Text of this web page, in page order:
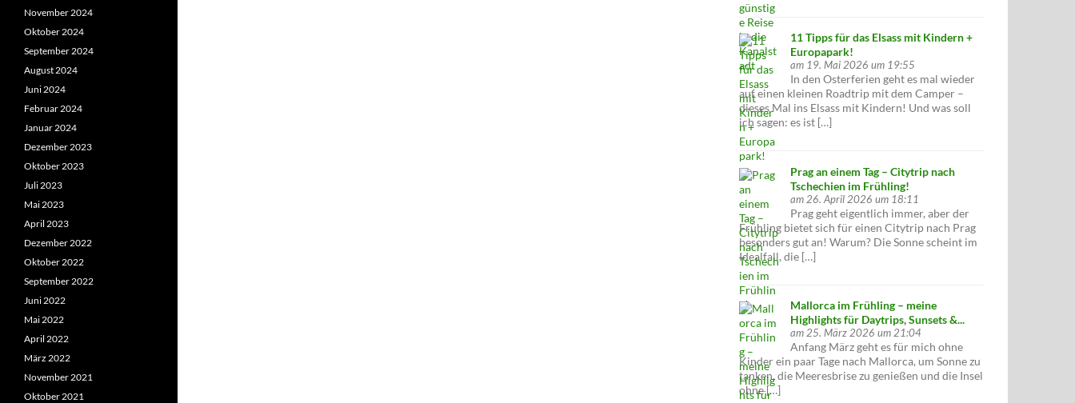
11 Tipps für das Elsass mit Kindern +
Europapark!
am 19. Mai 2026 um 19:55
In den Osterferien geht es mal wieder
auf einen kleinen Roadtrip mit dem Camper –
dieses Mal ins Elsass mit Kindern! Und was soll
ich sagen: es ist […]
Prag an einem Tag – Citytrip nach
Tschechien im Frühling!
am 26. April 2026 um 18:11
Prag geht eigentlich immer, aber der
Frühling bietet sich für einen Citytrip nach Prag
besonders gut an! Warum? Die Sonne scheint im
Idealfall, die […]
Mallorca im Frühling – meine
Highlights für Daytrips, Sunsets &...
am 25. März 2026 um 21:04
Anfang März geht es für mich ohne
Kinder ein paar Tage nach Mallorca, um Sonne zu
tanken, die Meeresbrise zu genießen und die Insel
ohne […]
November 2024
Oktober 2024
September 2024
August 2024
Juni 2024
Februar 2024
Januar 2024
Dezember 2023
Oktober 2023
Juli 2023
Mai 2023
April 2023
Dezember 2022
Oktober 2022
September 2022
Juni 2022
Mai 2022
April 2022
März 2022
November 2021
Oktober 2021